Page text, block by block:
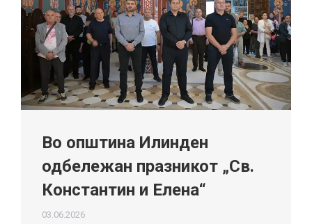
Во општина Илинден
одбележан празникот „Св.
Константин и Елена“
03.06.2026